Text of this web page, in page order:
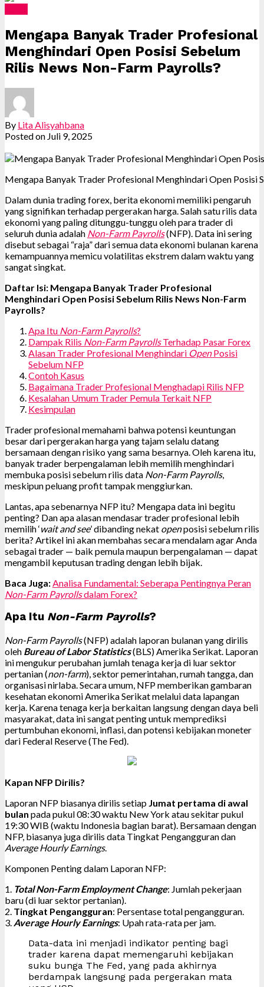
Mengapa Banyak Trader Profesional
Menghindari Open Posisi Sebelum
Rilis News Non-Farm Payrolls?
By Lita Alisyahbana
Posted on Juli 9, 2025
Mengapa Banyak Trader Profesional Menghindari Open Posisi
Dalam dunia trading forex, berita ekonomi memiliki pengaruh
yang signifikan terhadap pergerakan harga. Salah satu rilis data
ekonomi yang paling ditunggu-tunggu oleh para trader di
seluruh dunia adalah Non-Farm Payrolls(NFP). Data ini sering
disebut sebagai “raja” dari semua data ekonomi bulanan karena
kemampuannya memicu volatilitas ekstrem dalam waktu yang
sangat singkat.
Daftar Isi: Mengapa Banyak Trader Profesional
Menghindari Open Posisi Sebelum Rilis News Non-Farm
Payrolls?
Apa Itu Non-Farm Payrolls?
Dampak Rilis Non-Farm PayrollsTerhadap Pasar Forex
Alasan Trader Profesional Menghindari OpenPosisi
Sebelum NFP
Contoh Kasus
Bagaimana Trader Profesional Menghadapi Rilis NFP
Kesalahan Umum Trader Pemula Terkait NFP
Kesimpulan
Trader profesional memahami bahwa potensi keuntungan
besar dari pergerakan harga yang tajam selalu datang
bersamaan dengan risiko yang sama besarnya. Oleh karena itu,
banyak trader berpengalaman lebih memilih menghindari
membuka posisi sebelum rilis data Non-Farm Payrolls,
meskipun peluang profit tampak menggiurkan.
Lantas, apa sebenarnya NFP itu? Mengapa data ini begitu
penting? Dan apa alasan mendasar trader profesional lebih
memilih ‘wait and see’ dibanding nekat openposisi sebelum rilis
berita? Artikel ini akan membahas secara mendalam agar Anda
sebagai trader — baik pemula maupun berpengalaman — dapat
mengambil keputusan trading dengan lebih bijak.
Baca Juga: Analisa Fundamental: Seberapa Pentingnya Peran
Non-Farm Payrollsdalam Forex?
Apa Itu Non-Farm Payrolls?
Non-Farm Payrolls(NFP) adalah laporan bulanan yang dirilis
oleh Bureau of Labor Statistics(BLS) Amerika Serikat. Laporan
ini mengukur perubahan jumlah tenaga kerja di luar sektor
pertanian (non-farm), sektor pemerintahan, rumah tangga, dan
organisasi nirlaba. Secara umum, NFP memberikan gambaran
kesehatan ekonomi Amerika Serikat melalui data lapangan
kerja. Karena tenaga kerja berkaitan langsung dengan daya beli
masyarakat, data ini sangat penting untuk memprediksi
pertumbuhan ekonomi, inflasi, dan potensi kebijakan moneter
dari Federal Reserve (The Fed).
Kapan NFP Dirilis?
Laporan NFP biasanya dirilis setiap Jumat pertama di awal
bulan pada pukul 08:30 waktu New York atau sekitar pukul
19:30 WIB (waktu Indonesia bagian barat). Bersamaan dengan
NFP, biasanya juga dirilis data Tingkat Pengangguran dan
Average Hourly Earnings.
Komponen Penting dalam Laporan NFP:
1. Total Non-Farm Employment Change: Jumlah pekerjaan
baru (di luar sektor pertanian).
2. Tingkat Pengangguran: Persentase total pengangguran.
3. Average Hourly Earnings: Upah rata-rata per jam.
Data-data ini menjadi indikator penting bagi
trader karena dapat memengaruhi kebijakan
suku bunga The Fed, yang pada akhirnya
berdampak langsung pada pergerakan mata